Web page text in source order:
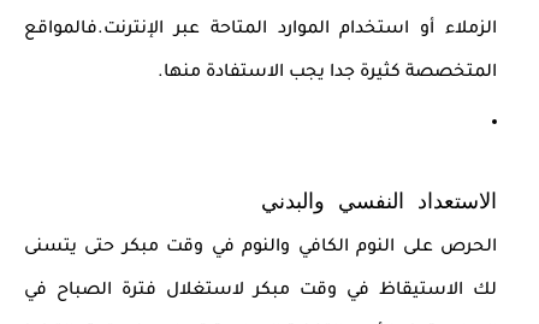
الزملاء أو استخدام الموارد المتاحة عبر الإنترنت.فالمواقع
المتخصصة كثيرة جدا يجب الاستفادة منها.
الاستعداد النفسي والبدني
الحرص على النوم الكافي والنوم في وقت مبكر حتى يتسنى
لك الاستيقاظ في وقت مبكر لاستغلال فترة الصباح في